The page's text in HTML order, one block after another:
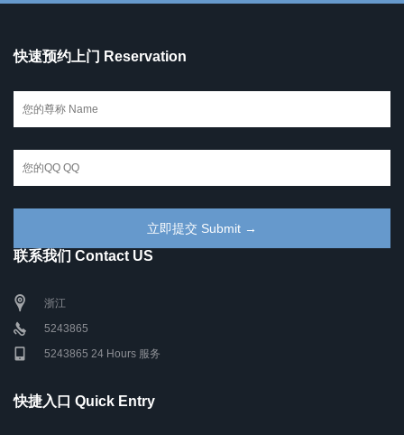
快速预约上门 Reservation
联系我们 Contact US
浙江
5243865
5243865 24 Hours 服务
快捷入口 Quick Entry